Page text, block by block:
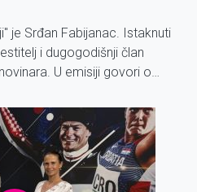
je Srđan Fabijanac. Istaknuti
i dugogodišnji član
U emisiji govori o
sportsko novinarstvo.